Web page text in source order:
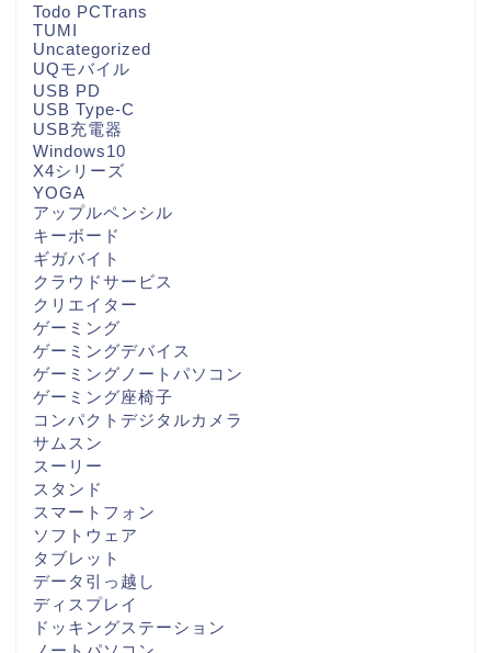
Todo PCTrans
TUMI
Uncategorized
UQモバイル
USB PD
USB Type-C
USB充電器
Windows10
X4シリーズ
YOGA
アップルペンシル
キーボード
ギガバイト
クラウドサービス
クリエイター
ゲーミング
ゲーミングデバイス
ゲーミングノートパソコン
ゲーミング座椅子
コンパクトデジタルカメラ
サムスン
スーリー
スタンド
スマートフォン
ソフトウェア
タブレット
データ引っ越し
ディスプレイ
ドッキングステーション